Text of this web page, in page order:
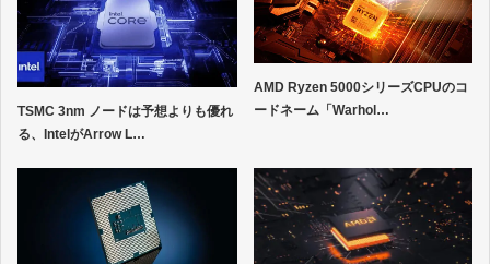
TSMC 3nm ノードは予想よりも優れ
る、IntelがArrow L…
AMD Ryzen 5000シリーズCPUのコ
ードネーム「Warhol…